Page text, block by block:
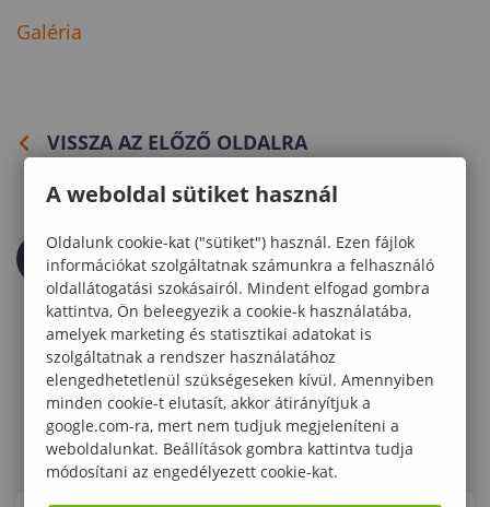
Galéria
VISSZA AZ ELŐZŐ OLDALRA
A weboldal sütiket használ
Oldalunk cookie-kat ("sütiket") használ. Ezen fájlok
információkat szolgáltatnak számunkra a felhasználó
oldallátogatási szokásairól. Mindent elfogad gombra
kattintva, Ön beleegyezik a cookie-k használatába,
amelyek marketing és statisztikai adatokat is
szolgáltatnak a rendszer használatához
elengedhetetlenül szükségeseken kívül. Amennyiben
minden cookie-t elutasít, akkor átirányítjuk a
google.com-ra, mert nem tudjuk megjeleníteni a
weboldalunkat. Beállítások gombra kattintva tudja
módosítani az engedélyezett cookie-kat.